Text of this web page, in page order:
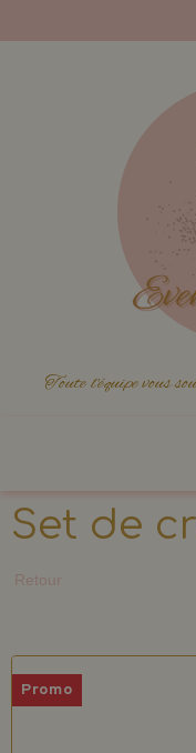
Toute l'équipe vous
Set de
Retour
Promo